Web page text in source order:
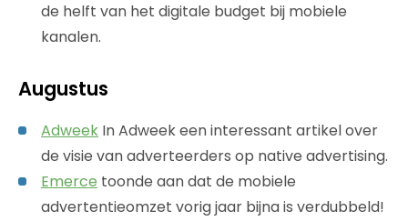
de helft van het digitale budget bij mobiele
kanalen.
Augustus
Adweek In Adweek een interessant artikel over
de visie van adverteerders op native advertising.
Emerce toonde aan dat de mobiele
advertentieomzet vorig jaar bijna is verdubbeld!